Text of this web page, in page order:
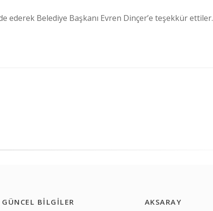
ederek Belediye Başkanı Evren Dinçer’e teşekkür ettiler.
GÜNCEL BİLGİLER AKSARAY